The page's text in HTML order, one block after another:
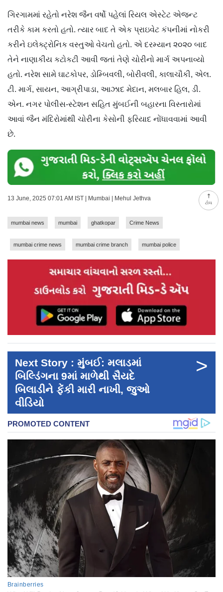
ટોચ
ગિરગામમાં રહેતો નરેશ જૈન વર્ષો પહેલાં રિયલ એસ્ટેટ એજન્ટ
તરીકે કામ કરતો હતો. ત્યાર બાદ તે એક પ્રાઇવેટ કંપનીમાં નોકરી
કરીને ઇલેક્ટ્રોનિક વસ્તુઓ વેચતો હતો. એ દરમ્યાન ૨૦૨૦ બાદ
તેને નાણાકીય કટોકટી આવી જતાં તેણે ચોરીનો માર્ગ અપનાવ્યો
હતો. નરેશ સામે ઘાટકોપર, ડોમ્બિવલી, બોરીવલી, કાલાચૌકી, એલ.
ટી. માર્ગ, સાયન, આગ્રીપાડા, આઝાદ મેદાન, મલબાર હિલ, ડી.
એન. નગર પોલીસ-સ્ટેશન સહિત મુંબઈની બહારના વિસ્તારોમાં
આવાં જૈન મંદિરોમાંથી ચોરીના કેસોની ફરિયાદ નોંધાવવામાં આવી
છે.
13 June, 2025 07:01 AM IST | Mumbai | Mehul Jethva
mumbai news mumbai ghatkopar Crime News
mumbai crime news mumbai crime branch mumbai police
Next Story : મુંબઈ: મલાડમાં
બિલ્ડિંગના 9માં માળેથી સૈયદે
બિલાડીને ફેંકી મારી નાખી, જુઓ
વીડિયો
>